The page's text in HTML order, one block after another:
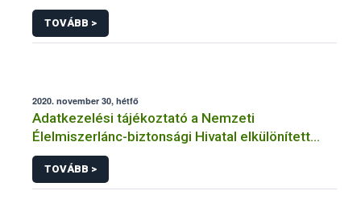
FERTILIZER and the application for a certificate
TOVÁBB >
2020. november 30, hétfő
Adatkezelési tájékoztató a Nemzeti
Élelmiszerlánc-biztonsági Hivatal elkülönített
visszaélés-bejelentési rendszerhez kapcsolódó
adatkezeléséhez
TOVÁBB >